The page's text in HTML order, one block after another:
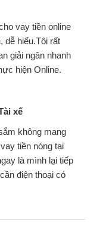
vay tiền online
dễ hiểu.Tôi rất
giải ngân nhanh
hiện Online.
xế
không mang
tiền nóng tại
là mình lại tiếp
điện thoại có